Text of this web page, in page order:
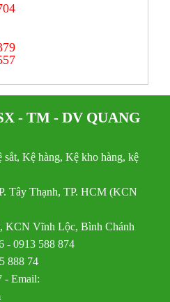
- TM - DV QUANG
sắt, Kệ hàng, Kệ kho hàng, kệ
Tây Thạnh, TP. HCM (KCN
KCN Vĩnh Lộc, Bình Chánh
-0913 588 874
888 74
- Email: